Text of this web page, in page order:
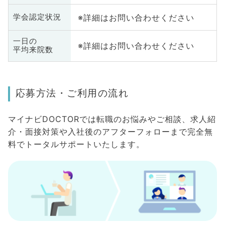
学会認定状況 ※詳細はお問い合わせください
一日の
平均来院数
※詳細はお問い合わせください
応募方法・ご利用の流れ
マイナビDOCTORでは転職のお悩みやご相談、求人紹
介・面接対策や入社後のアフターフォローまで完全無
料でトータルサポートいたします。